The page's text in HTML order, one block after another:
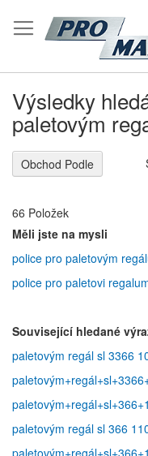
na
Obsah
Výsledky
paletovým
66 Položek
Měli jste na mysli
police pro paletovým
police pro paletovi
Související hledané
paletovým regál sl 3366
paletovým regál sl 366
Obchod Podle